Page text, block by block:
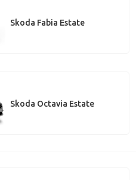
Skoda Fabia Estate
Skoda Octavia Estate